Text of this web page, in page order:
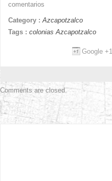
comentarios
Category : Azcapotzalco
Tags : colonias Azcapotzalco
Google +1
Comments are closed.